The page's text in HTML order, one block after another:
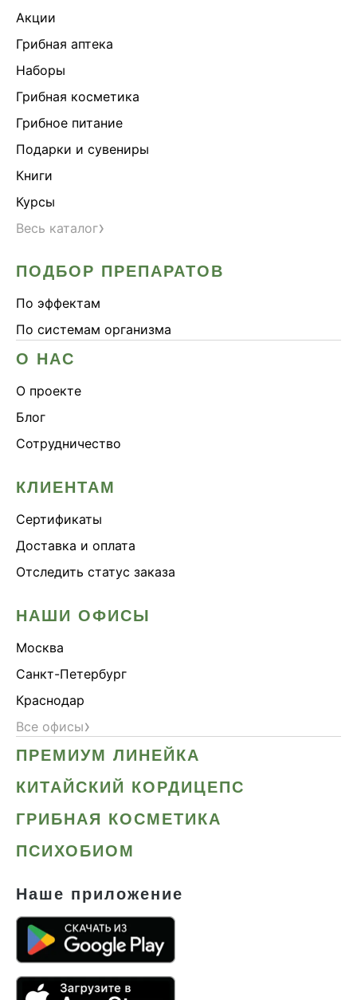
Акции
Грибная аптека
Наборы
Грибная косметика
Грибное питание
Подарки и сувениры
Книги
Курсы
Весь каталог›
ПОДБОР ПРЕПАРАТОВ
По эффектам
По системам организма
О НАС
О проекте
Блог
Сотрудничество
КЛИЕНТАМ
Сертификаты
Доставка и оплата
Отследить статус заказа
НАШИ ОФИСЫ
Москва
Санкт-Петербург
Краснодар
Все офисы›
ПРЕМИУМ ЛИНЕЙКА
КИТАЙСКИЙ КОРДИЦЕПС
ГРИБНАЯ КОСМЕТИКА
ПСИХОБИОМ
Наше приложение